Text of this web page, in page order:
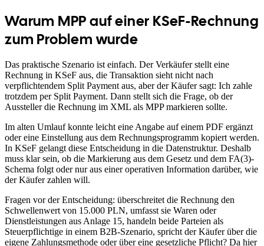
Warum MPP auf einer KSeF-Rechnung
zum Problem wurde
Das praktische Szenario ist einfach. Der Verkäufer stellt eine
Rechnung in KSeF aus, die Transaktion sieht nicht nach
verpflichtendem Split Payment aus, aber der Käufer sagt: Ich zahle
trotzdem per Split Payment. Dann stellt sich die Frage, ob der
Aussteller die Rechnung im XML als MPP markieren sollte.
Im alten Umlauf konnte leicht eine Angabe auf einem PDF ergänzt
oder eine Einstellung aus dem Rechnungsprogramm kopiert werden.
In KSeF gelangt diese Entscheidung in die Datenstruktur. Deshalb
muss klar sein, ob die Markierung aus dem Gesetz und dem FA(3)-
Schema folgt oder nur aus einer operativen Information darüber, wie
der Käufer zahlen will.
Fragen vor der Entscheidung: überschreitet die Rechnung den
Schwellenwert von 15.000 PLN, umfasst sie Waren oder
Dienstleistungen aus Anlage 15, handeln beide Parteien als
Steuerpflichtige in einem B2B-Szenario, spricht der Käufer über die
eigene Zahlungsmethode oder über eine gesetzliche Pflicht? Da hier